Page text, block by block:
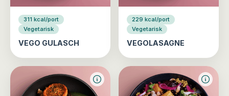
311 kcal/port
Vegetarisk
VEGO GULASCH
229 kcal/port
Vegetarisk
VEGOLASAGNE